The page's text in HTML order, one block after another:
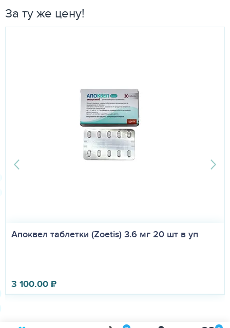
За ту же цену!
Апоквел таблетки (Zoetis) 3.6 мг 20 шт в уп
3 100.00₽